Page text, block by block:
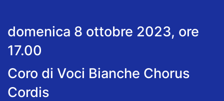
domenica 8 ottobre 2023, ore
17.00
Coro di Voci Bianche Chorus
Cordis